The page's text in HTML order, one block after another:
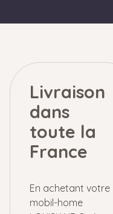
Livraison
dans
toute la
France
En achetant votre
mobil-home